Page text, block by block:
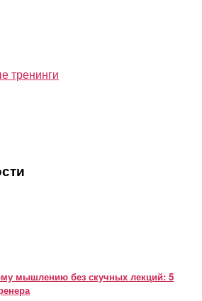
тренинги
мышлению без скучных лекций: 5